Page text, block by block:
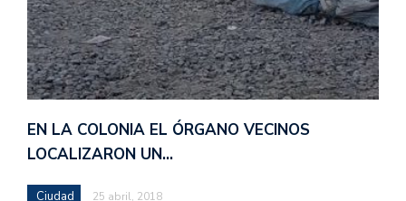
EN LA COLONIA EL ÓRGANO VECINOS
LOCALIZARON UN…
Ciudad 25 abril, 2018